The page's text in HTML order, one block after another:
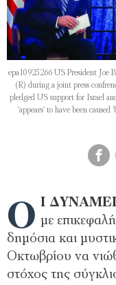
epa10925266 US President Joe
(R) during a joint press
pledged US support for Israel
'appears' to have been
Ο Ι
με
δημόσια και
Οκτωβρίου να
στόχος της